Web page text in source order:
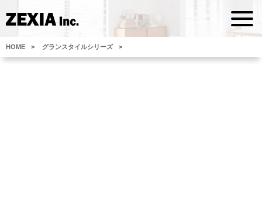
HOME グランスタイルシリーズ